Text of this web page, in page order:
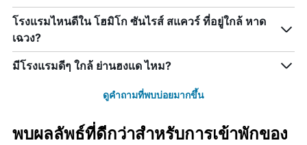
โรงแรมไหนดีใน โฮมิโก ซันไรส์ สแควร์ ที่อยู่ใกล้ หาด
เฉวง?
มีโรงแรมดีๆ ใกล้ ย่านฮงแด ไหม?
ดูคำถามที่พบบ่อยมากขึ้น
พบผลลัพธ์ที่ดีกว่าสำหรับการเข้าพักของ